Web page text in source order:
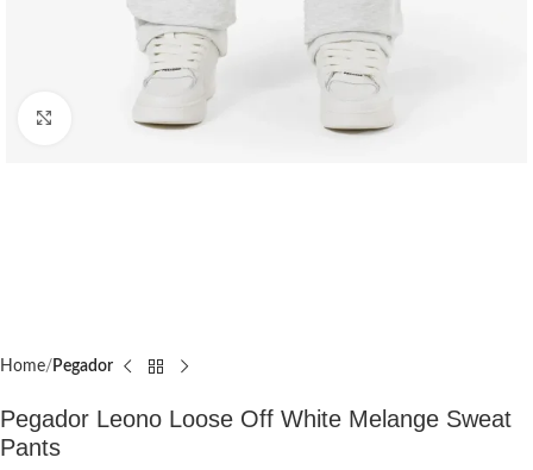
Click to enlarge
Home Pegador​
Pegador Leono Loose Off White Melange Sweat
Pants